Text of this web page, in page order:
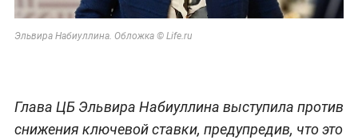
Эльвира Набиуллина. Обложка © Life.ru
Глава ЦБ Эльвира Набиуллина выступила против
снижения ключевой ставки, предупредив, что это